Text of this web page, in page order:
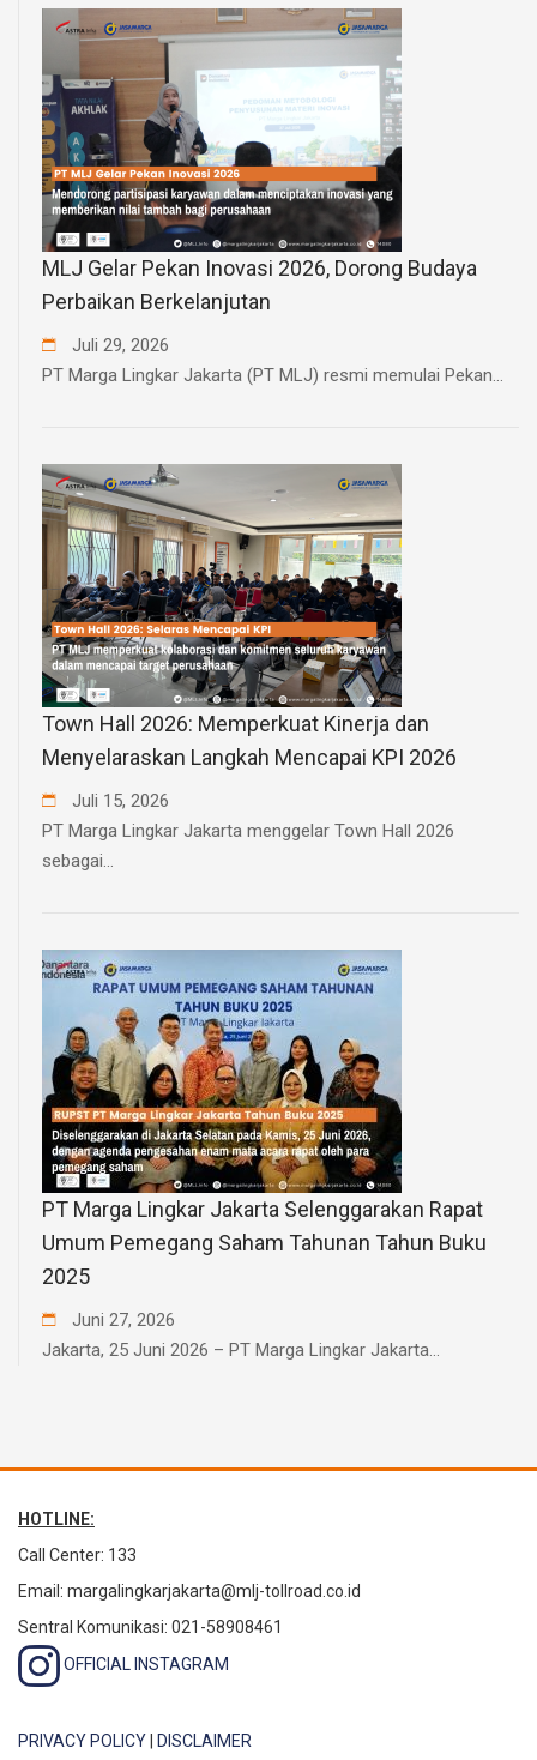
MLJ Gelar Pekan Inovasi 2026, Dorong Budaya
Perbaikan Berkelanjutan
Juli 29, 2026
PT Marga Lingkar Jakarta (PT MLJ) resmi memulai Pekan...
Town Hall 2026: Memperkuat Kinerja dan
Menyelaraskan Langkah Mencapai KPI 2026
Juli 15, 2026
PT Marga Lingkar Jakarta menggelar Town Hall 2026
sebagai...
PT Marga Lingkar Jakarta Selenggarakan Rapat
Umum Pemegang Saham Tahunan Tahun Buku
2025
Juni 27, 2026
Jakarta, 25 Juni 2026 – PT Marga Lingkar Jakarta...
HOTLINE:
Call Center: 133
Email: margalingkarjakarta@mlj-tollroad.co.id
Sentral Komunikasi: 021-58908461
OFFICIAL INSTAGRAM
PRIVACY POLICY DISCLAIMER